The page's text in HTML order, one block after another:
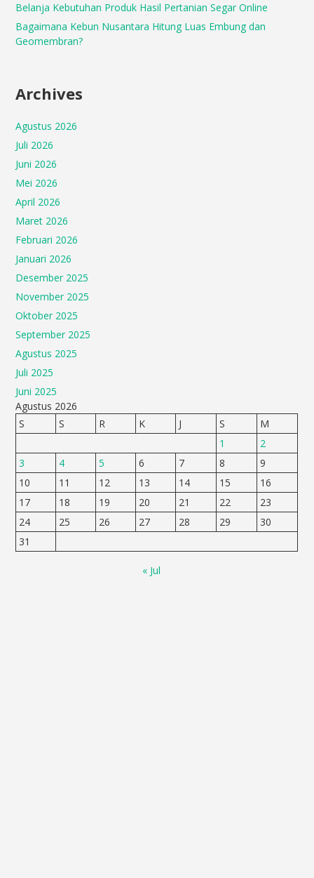
Belanja Kebutuhan Produk Hasil Pertanian Segar Online
Bagaimana Kebun Nusantara Hitung Luas Embung dan
Geomembran?
Archives
Agustus 2026
Juli 2026
Juni 2026
Mei 2026
April 2026
Maret 2026
Februari 2026
Januari 2026
Desember 2025
November 2025
Oktober 2025
September 2025
Agustus 2025
Juli 2025
Juni 2025
Agustus 2026
S
S R K J S
M
1
2
3
4 5 6 7 8
9
10
11 12 13 14 15
16
17
18 19 20 21 22
23
24
25 26 27 28 29
30
31
« Jul